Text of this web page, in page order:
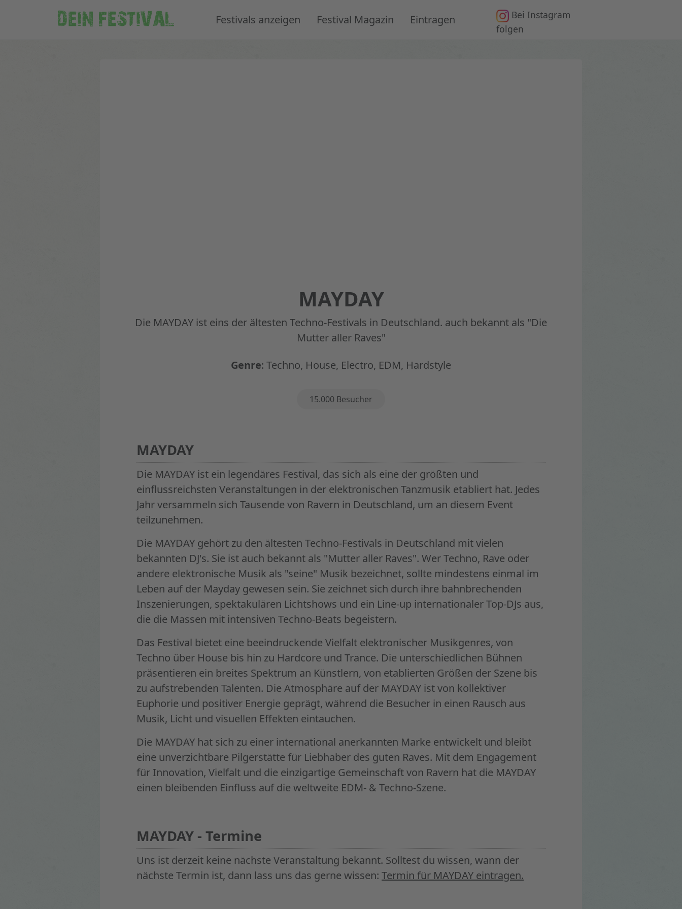
DEIN FESTIVAL Festivals anzeigen Festival Magazin Eintragen
Bei Instagram
folgen
MAYDAY
Die MAYDAY ist eins der ältesten Techno-Festivals in Deutschland. auch bekannt als "Die
Mutter aller Raves"
Genre: Techno, House, Electro, EDM, Hardstyle
15.000 Besucher
MAYDAY
Die MAYDAY ist ein legendäres Festival, das sich als eine der größten und
einflussreichsten Veranstaltungen in der elektronischen Tanzmusik etabliert hat. Jedes
Jahr versammeln sich Tausende von Ravern in Deutschland, um an diesem Event
teilzunehmen.
Die MAYDAY gehört zu den ältesten Techno-Festivals in Deutschland mit vielen
bekannten DJ's. Sie ist auch bekannt als "Mutter aller Raves". Wer Techno, Rave oder
andere elektronische Musik als "seine" Musik bezeichnet, sollte mindestens einmal im
Leben auf der Mayday gewesen sein. Sie zeichnet sich durch ihre bahnbrechenden
Inszenierungen, spektakulären Lichtshows und ein Line-up internationaler Top-DJs aus,
die die Massen mit intensiven Techno-Beats begeistern.
Das Festival bietet eine beeindruckende Vielfalt elektronischer Musikgenres, von
Techno über House bis hin zu Hardcore und Trance. Die unterschiedlichen Bühnen
präsentieren ein breites Spektrum an Künstlern, von etablierten Größen der Szene bis
zu aufstrebenden Talenten. Die Atmosphäre auf der MAYDAY ist von kollektiver
Euphorie und positiver Energie geprägt, während die Besucher in einen Rausch aus
Musik, Licht und visuellen Effekten eintauchen.
Die MAYDAY hat sich zu einer international anerkannten Marke entwickelt und bleibt
eine unverzichtbare Pilgerstätte für Liebhaber des guten Raves. Mit dem Engagement
für Innovation, Vielfalt und die einzigartige Gemeinschaft von Ravern hat die MAYDAY
einen bleibenden Einfluss auf die weltweite EDM- & Techno-Szene.
MAYDAY - Termine
Uns ist derzeit keine nächste Veranstaltung bekannt. Solltest du wissen, wann der
nächste Termin ist, dann lass uns das gerne wissen: Termin für MAYDAY eintragen.